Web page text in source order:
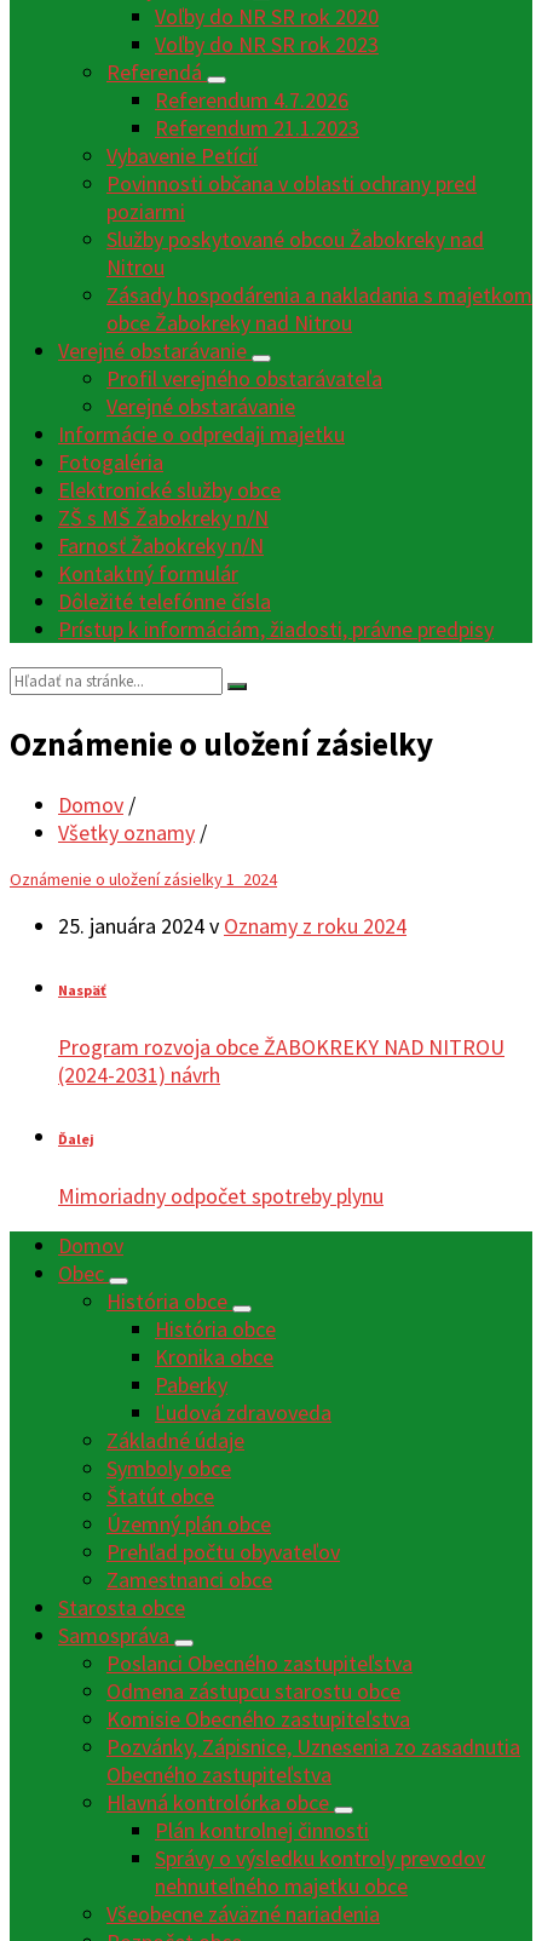
Voľby do NR SR rok 2020
Voľby do NR SR rok 2023
Referendá
Referendum 4.7.2026
Referendum 21.1.2023
Vybavenie Petícií
Povinnosti občana v oblasti ochrany pred
poziarmi
Služby poskytované obcou Žabokreky nad
Nitrou
Zásady hospodárenia a nakladania s majetkom
obce Žabokreky nad Nitrou
Verejné obstarávanie
Profil verejného obstarávateľa
Verejné obstarávanie
Informácie o odpredaji majetku
Fotogaléria
Elektronické služby obce
ZŠ s MŠ Žabokreky n/N
Farnosť Žabokreky n/N
Kontaktný formulár
Dôležité telefónne čísla
Prístup k informáciám, žiadosti, právne predpisy
Vyhľadávanie:
Oznámenie o uložení zásielky
Domov /
Všetky oznamy /
Oznámenie o uložení zásielky 1_2024
25. januára 2024v Oznamy z roku 2024
Naspäť
Program rozvoja obce ŽABOKREKY NAD NITROU
(2024-2031) návrh
Ďalej
Mimoriadny odpočet spotreby plynu
Domov
Obec
História obce
História obce
Kronika obce
Paberky
Ľudová zdravoveda
Základné údaje
Symboly obce
Štatút obce
Územný plán obce
Prehľad počtu obyvateľov
Zamestnanci obce
Starosta obce
Samospráva
Poslanci Obecného zastupiteľstva
Odmena zástupcu starostu obce
Komisie Obecného zastupiteľstva
Pozvánky, Zápisnice, Uznesenia zo zasadnutia
Obecného zastupiteľstva
Hlavná kontrolórka obce
Plán kontrolnej činnosti
Správy o výsledku kontroly prevodov
nehnuteľného majetku obce
Všeobecne záväzné nariadenia